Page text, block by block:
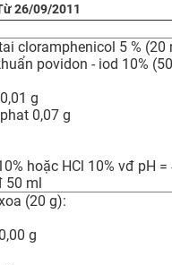
26/09/2011
cloramphenicol 5 % (20
povidon - iod 10%
g
0,07 g
hoặc HCl 10% vđ pH
50 ml
(20 g):
g